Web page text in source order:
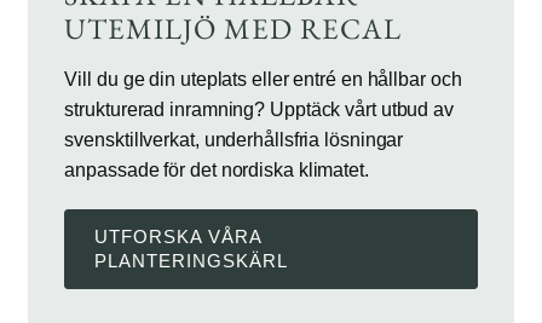
UTEMILJÖ MED RECAL
Vill du ge din uteplats eller entré en hållbar och
strukturerad inramning? Upptäck vårt utbud av
svensktillverkat, underhållsfria lösningar
anpassade för det nordiska klimatet.
UTFORSKA VÅRA
PLANTERINGSKÄRL